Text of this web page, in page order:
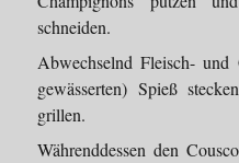
schneiden.
Abwechselnd Fleisch- und
gewässerten) Spieß
grillen.
Währenddessen den